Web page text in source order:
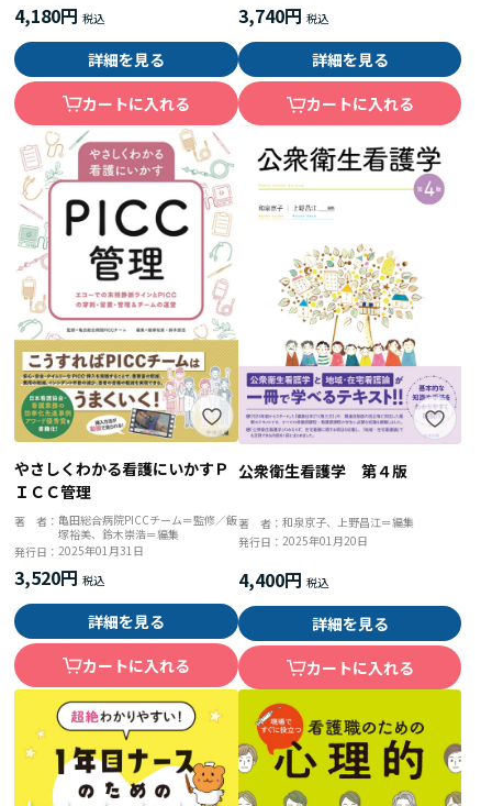
4,180円
詳細を見る
カートに入れる
3,740円
詳細を見る
カートに入れる
やさしくわかる看護にいかすＰ
ＩＣＣ管理
著 者： 亀田総合病院PICCチーム＝監修／飯
塚裕美、鈴木崇浩＝編集
発行日：2025年01月31日
3,520円
詳細を見る
カートに入れる
公衆衛生看護学 第４版
著 者： 和泉京子、上野昌江＝編集
発行日： 2025年01月20日
4,400円
詳細を見る
カートに入れる